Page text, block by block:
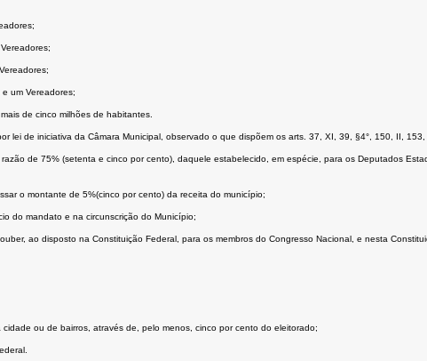
um Vereadores;
de cinco milhões de habitantes.
lei de iniciativa da Câmara Municipal, observado o que dispõem os arts. 37, XI, 39, §4°, 150, II,
de 75% (setenta e cinco por cento), daquele estabelecido, em espécie, para os Deputados
o montante de 5%(cinco por cento) da receita do município;
do mandato e na circunscrição do Município;
ao disposto na Constituição Federal, para os membros do Congresso Nacional, e nesta
ou de bairros, através de, pelo menos, cinco por cento do eleitorado;